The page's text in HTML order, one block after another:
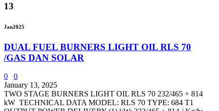
13
Jan2025
DUAL FUEL BURNERS LIGHT OIL RLS 70
/GAS DAN SOLAR
0
0
January 13, 2025
TWO STAGE BURNERS LIGHT OIL RLS 70 232/465 ÷ 814
kW TECHNICAL DATA MODEL: RLS 70 TYPE: 684 T1